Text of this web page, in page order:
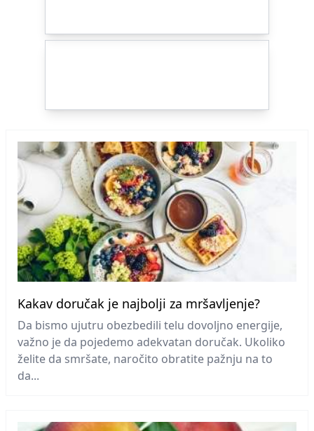
Kakav doručak je najbolji za mršavljenje?
Da bismo ujutru obezbedili telu dovoljno energije,
važno je da pojedemo adekvatan doručak. Ukoliko
želite da smršate, naročito obratite pažnju na to
da...